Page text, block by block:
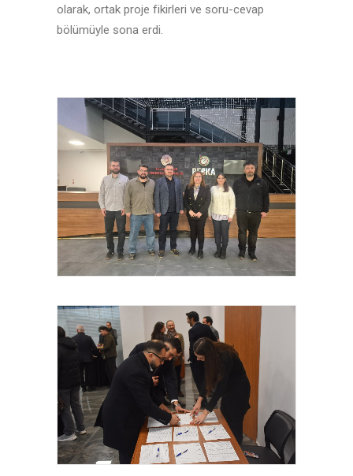
olarak, ortak proje fikirleri ve soru-cevap
bölümüyle sona erdi.